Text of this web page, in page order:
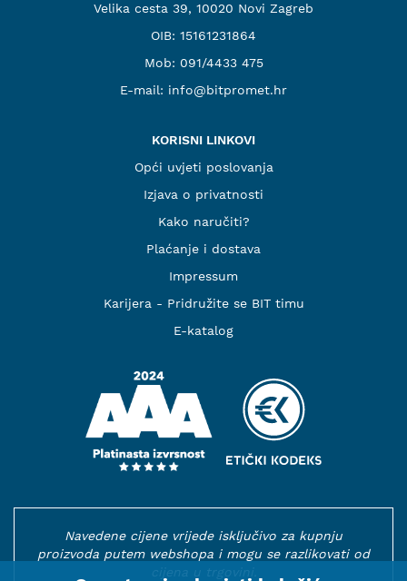
Velika cesta 39, 10020 Novi Zagreb
OIB: 15161231864
Mob: 091/4433 475
E-mail: info@bitpromet.hr
KORISNI LINKOVI
Opći uvjeti poslovanja
Izjava o privatnosti
Kako naručiti?
Plaćanje i dostava
Impressum
Karijera - Pridružite se BIT timu
E-katalog
Navedene cijene vrijede isključivo za kupnju
proizvoda putem webshopa i mogu se razlikovati od